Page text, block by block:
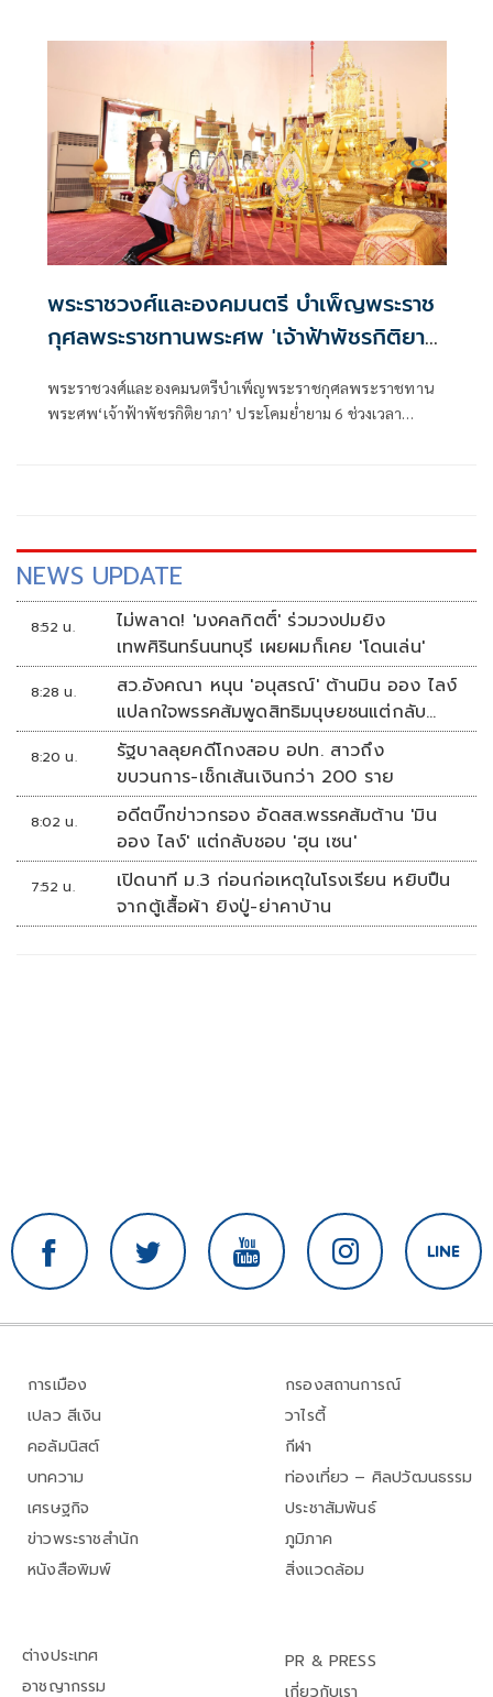
พระราชวงศ์และองคมนตรี บำเพ็ญพระราช
กุศลพระราชทานพระศพ 'เจ้าฟ้าพัชรกิติยา
พระราชวงศ์และองคมนตรีบำเพ็ญพระราชกุศลพระราชทาน
พระศพ‘เจ้าฟ้าพัชรกิติยาภา’ ประโคมย่ำยาม 6 ช่วงเวลา
NEWS UPDATE
8:52 น.
ไม่พลาด! 'มงคลกิตติ์' ร่วมวงปมยิง
เทพศิรินทร์นนทบุรี เผยผมก็เคย 'โดนเล่น'
8:28 น.
สว.อังคณา หนุน 'อนุสรณ์' ต้านมิน ออง ไลง์
แปลกใจพรรคส้มพูดสิทธิมนุษยชนแต่กลับ
เงียบ
8:20 น.
รัฐบาลลุยคดีโกงสอบ อปท. สาวถึง
ขบวนการ-เช็กเส้นเงินกว่า 200 ราย
8:02 น.
อดีตบิ๊กข่าวกรอง อัดสส.พรรคส้มต้าน 'มิน
ออง ไลง์' แต่กลับชอบ 'ฮุน เซน'
7:52 น.
เปิดนาที ม.3 ก่อนก่อเหตุในโรงเรียน หยิบปืน
จากตู้เสื้อผ้า ยิงปู่-ย่าคาบ้าน
การเมือง
เปลว สีเงิน
คอลัมนิสต์
บทความ
เศรษฐกิจ
ข่าวพระราชสำนัก
หนังสือพิมพ์
กรองสถานการณ์
วาไรตี้
กีฬา
ท่องเที่ยว – ศิลปวัฒนธรรม
ประชาสัมพันธ์
ภูมิภาค
สิ่งแวดล้อม
ต่างประเทศ
อาชญากรรม
PR & PRESS
เกี่ยวกับเรา